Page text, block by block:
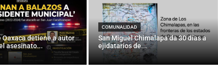
Oaxaca detiene a autor
asesinato...
COMUNALIDAD
San Miguel Chimalapa da 30 días a
ejidatarios de...